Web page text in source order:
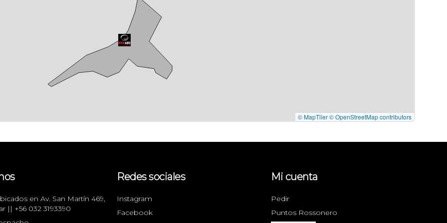
© MapTiler© OpenStreetMap contributors
en Av. San Martín 469,
|| +56 032 3193390
Redes sociales
Instagram
Facebook
Mi cuenta
Pedir
Puntos Rossonero